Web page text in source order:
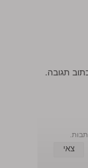
תגובה.
צאי